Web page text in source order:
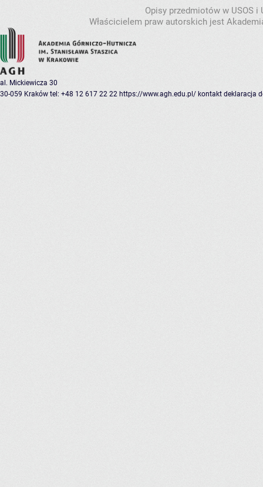
Opisy przedmiotów w USOS
Właścicielem praw autorskich jest
al. Mickiewicza 30
30-059 Kraków tel: +48 12 617 22 22 https://www.agh.edu.pl/ kontakt deklaracja